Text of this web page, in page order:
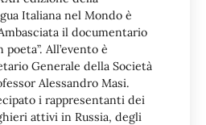
Italiana nel Mondo è
il documentario
All’evento è
Generale della Società
Alessandro Masi.
i rappresentanti dei
attivi in Russia, degli